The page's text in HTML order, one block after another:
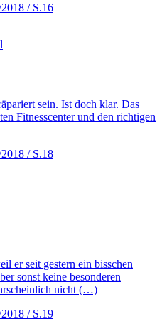
/ S.16
sein. Ist doch klar. Das
Fitnesscenter und den richtigen
/ S.18
er seit gestern ein bisschen
sonst keine besonderen
nicht (…)
/ S.19